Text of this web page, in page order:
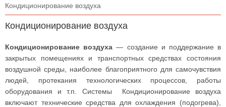
Кондиционирование воздуха
Кондиционирование воздуха
Кондиционирование воздуха — создание и поддержание в
закрытых помещениях и транспортных средствах состояния
воздушной среды, наиболее благоприятного для самочувствия
людей, протекания технологических процессов, работы
оборудования и т.п. Системы Кондиционирование воздуха
включают технические средства для охлаждения (подогрева),